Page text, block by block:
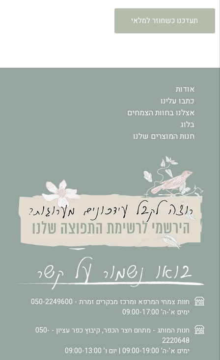
תעדכנו כשחוזר למלאי
חוות צמחי המרפא ומרכז מבקרים זמרת - 050-2249600
ימים א’-ה’ 09:00-17:00
חנות המותג - מתחם חצר הכפר, קיבוץ כפר עציון - 050-
2220648
ימים א’-ה’ 09:00-19:00 | יום ו’ 09:00-13:00
אודות
כתבו עלינו
אצלנו בחוות הצמחים
בלוג
חנות המוצרים שלנו